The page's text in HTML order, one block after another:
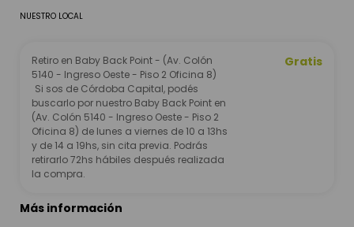
NUESTRO LOCAL
Retiro en Baby Back Point - (Av. Colón
5140 - Ingreso Oeste - Piso 2 Oficina 8)
Si sos de Córdoba Capital, podés
buscarlo por nuestro Baby Back Point en
(Av. Colón 5140 - Ingreso Oeste - Piso 2
Oficina 8) de lunes a viernes de 10 a 13hs
y de 14 a 19hs, sin cita previa. Podrás
retirarlo 72hs hábiles después realizada
la compra.
Gratis
Más información